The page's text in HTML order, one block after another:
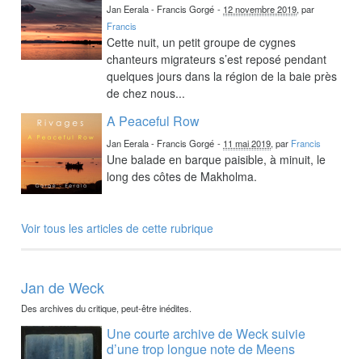
Jan Eerala - Francis Gorgé - 12 novembre 2019, par
Francis
Cette nuit, un petit groupe de cygnes
chanteurs migrateurs s’est reposé pendant
quelques jours dans la région de la baie près
de chez nous...
A Peaceful Row
Jan Eerala - Francis Gorgé - 11 mai 2019, par Francis
Une balade en barque paisible, à minuit, le
long des côtes de Makholma.
Voir tous les articles de cette rubrique
Jan de Weck
Des archives du critique, peut-être inédites.
Une courte archive de Weck suivie
d’une trop longue note de Meens